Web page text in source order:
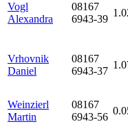
Vogl
Alexandra
08167
6943-39
Vrhovnik
Daniel
08167
6943-37
Weinzierl
Martin
08167
6943-56